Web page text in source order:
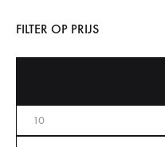
FILTER OP PRIJS